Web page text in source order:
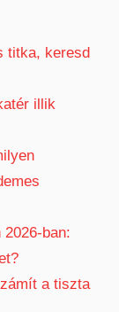
titka, keresd
illik
ban:
a tiszta